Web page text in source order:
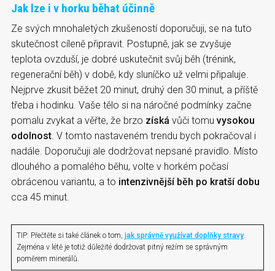
Jak lze i v horku běhat účinně
Ze svých mnohaletých zkušeností doporučuji, se na tuto
skutečnost cíleně připravit. Postupně, jak se zvyšuje
teplota ovzduší, je dobré uskutečnit svůj běh (trénink,
regenerační běh) v době, kdy sluníčko už velmi připaluje.
Nejprve zkusit běžet 20 minut, druhý den 30 minut, a příště
třeba i hodinku. Vaše tělo si na náročné podmínky začne
pomalu zvykat a věřte, že brzo získá vůči tomu vysokou
odolnost . V tomto nastaveném trendu bych pokračoval i
nadále. Doporučuji ale dodržovat nepsané pravidlo. Místo
dlouhého a pomalého běhu, volte v horkém počasí
obrácenou variantu, a to intenzivnější běh po kratší dobu
cca 45 minut.
TIP: Přečtěte si také článek o tom, jak správně využívat doplňky stravy
Zejména v létě je totiž důležité dodržovat pitný režím se správným
poměrem minerálů.